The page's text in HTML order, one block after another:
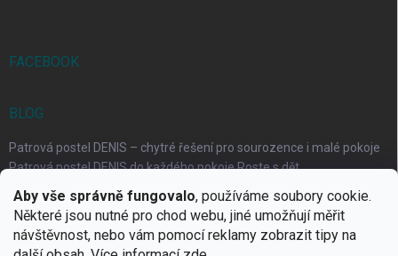
Aby vše správně fungovalo, používáme soubory cookie.
Některé jsou nutné pro chod webu, jiné umožňují měřit
návštěvnost, nebo vám pomocí reklamy zobrazit tipy na
FACEBOOK
BLOG
Patrová postel DENIS – chytré řešení pro sourozence i malé pokoje
Patrová postel DENIS do každého pokoje Roste s dět...
Rozkládací postele RELAX – ideální řešení pro malé prostory i
každodenní spaní
Rozkládací postel, která se přizpůsobí vašemu živo...